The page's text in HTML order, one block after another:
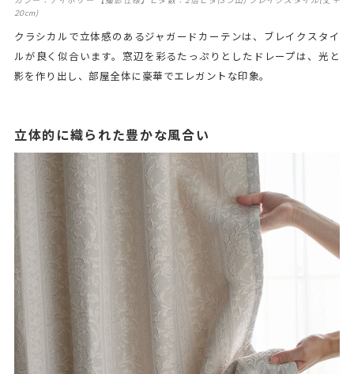
20cm)
クラシカルで立体感のあるジャガードカーテンは、ブレイクスタイ
ルが良く似合います。窓辺を彩るたっぷりとしたドレープは、光と
影を作り出し、部屋全体に豪華でエレガントな印象。
立体的に織られた豊かな風合い